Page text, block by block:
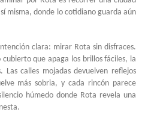
misma, donde lo cotidiano guarda aún
clara: mirar Rota sin disfraces.
que apaga los brillos fáciles, la
calles mojadas devuelven reflejos
más sobria, y cada rincón parece
húmedo donde Rota revela una